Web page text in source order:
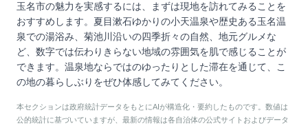
玉名市の魅力を実感するには、まずは現地を訪れてみることを
おすすめします。夏目漱石ゆかりの小天温泉や歴史ある玉名温
泉での湯浴み、菊池川沿いの四季折々の自然、地元グルメな
ど、数字では伝わりきらない地域の雰囲気を肌で感じることが
できます。温泉地ならではのゆったりとした滞在を通じて、こ
の地の暮らしぶりをぜひ体感してみてください。
本セクションは政府統計データをもとにAIが構造化・要約したものです。数値は
公的統計に基づいていますが、最新の情報は各自治体の公式サイトおよびデータ